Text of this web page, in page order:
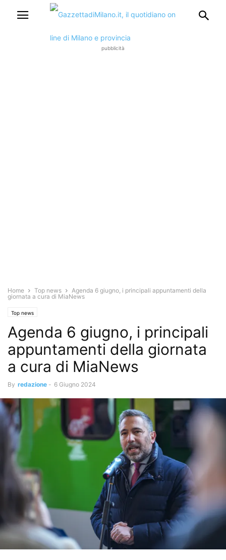
pubblicità
Home Top news
Agenda 6 giugno, i principali appuntamenti della
giornata a cura di MiaNews
Top news
Agenda 6 giugno, i principali
appuntamenti della giornata
a cura di MiaNews
By redazione - 6 Giugno 2024